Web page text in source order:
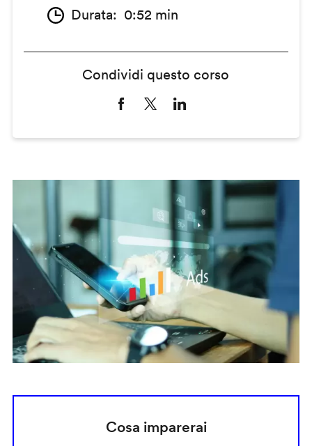
Durata 0:52 min
Condividi questo corso
Cosa imparerai